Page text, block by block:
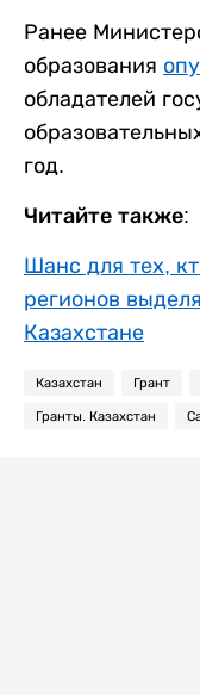
Ранее
образования
обладателей
год.
Читайте также:
Шанс для тех,
регионов
Казахстане
Казахстан Грант
Гранты. Казахстан